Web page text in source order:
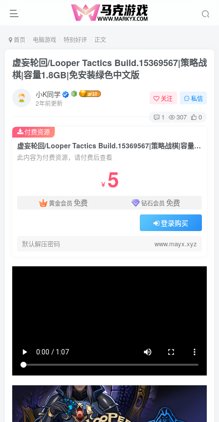
首页 电脑游戏 特别好评 正文
虚妄轮回/Looper Tactics Build.15369567|策略战
棋|容量1.8GB|免安装绿色中文版
小K同学
2年前更新
关注 私信
1 307 0
虚妄轮回/Looper Tactics Build.15369567|策略战棋|容量1.8GB|免安装绿色中文版
此内容为付费资源，请付费后查看
￥ 5
黄金会员 免费 钻石会员 免费
登录购买
默认解压密码 www.mayx.xyz
付费资源